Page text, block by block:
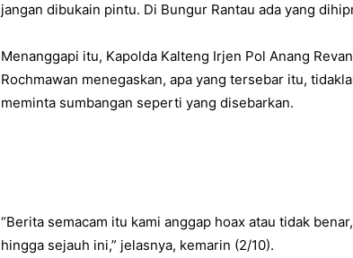
jangan dibukain pintu. Di Bungur Rantau ada yang
Menanggapi itu, Kapolda Kalteng Irjen Pol Anang
Rochmawan menegaskan, apa yang tersebar itu,
meminta sumbangan seperti yang disebarkan.
“Berita semacam itu kami anggap hoax atau tidak
hingga sejauh ini,” jelasnya, kemarin (2/10).